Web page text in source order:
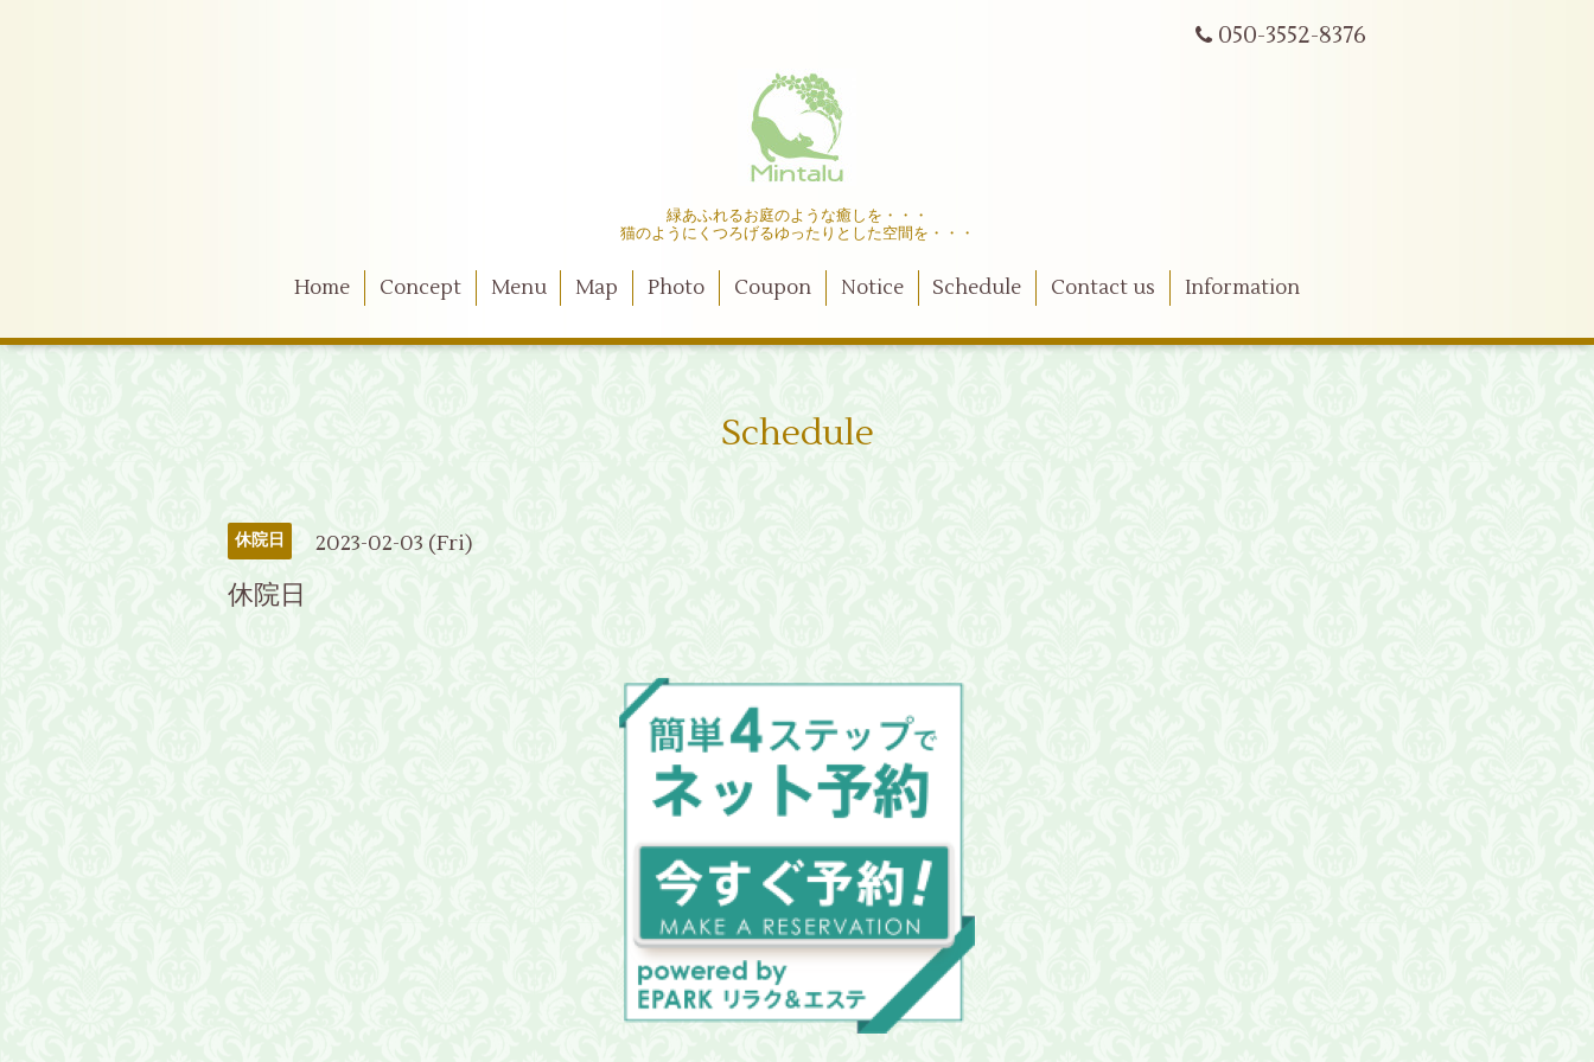
050-3552-8376
緑あふれるお庭のような癒しを・・・
猫のようにくつろげるゆったりとした空間を・・・
Home Concept Menu Map Photo Coupon Notice Schedule Contact us Information
Schedule
休院日 2023-02-03 (Fri)
休院日